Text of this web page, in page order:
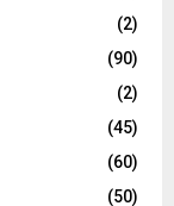
(2)
(90)
(2)
(45)
(60)
(50)